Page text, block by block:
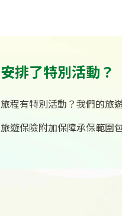
安排了特別活動？
旅程有特別活動？我們的旅
旅遊保險附加保障承保範圍